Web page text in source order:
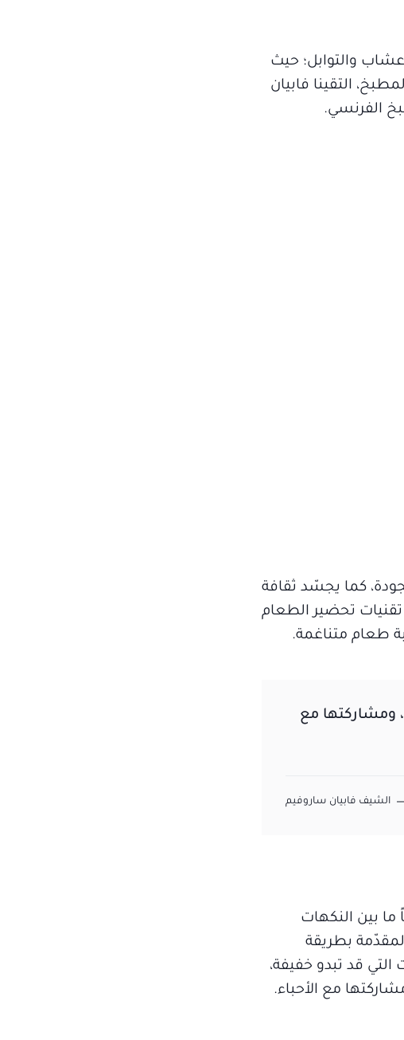
والتوابل؛ حيث
التقينا فابيان
الفرنسي.
كما يجسّد ثقافة
تقنيات تحضير الطعام
طعام متناغمة.
ومشاركتها مع
الشيف فابيان ساروفيم
بين النكهات
بطريقة
قد تبدو خفيفة،
مع الأحباء.